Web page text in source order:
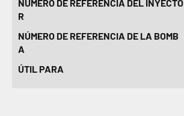
NÚMERO DE REFERENCIA DEL INYECTO
R
NÚMERO DE REFERENCIA DE LA BOMB
A
ÚTIL PARA